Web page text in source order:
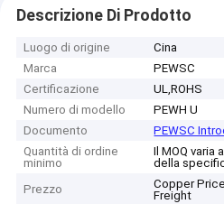
Descrizione Di Prodotto
Luogo di origine
Cina
Marca
PEWSC
Certificazione
UL,ROHS
Numero di modello
PEWH U
Documento
PEWSC
Quantità di ordine
minimo
Il MOQ varia
della
Prezzo
Copper
Freight